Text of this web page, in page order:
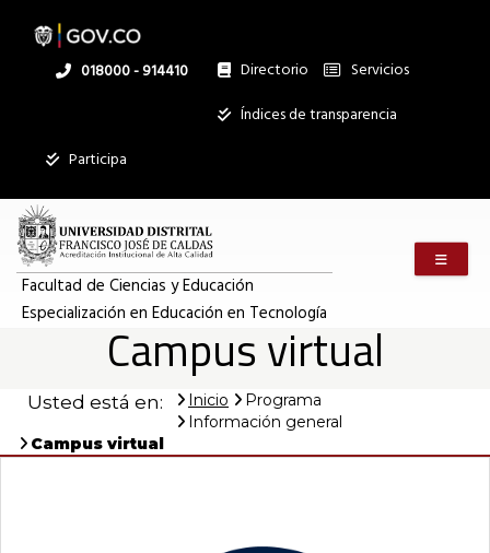
contenido
Linea
018000 - 914410 Directorio
Institucional
Servicios
Índices de transparencia
Participa
Facultad de Ciencias y Educación
Especialización en Educación en Tecnología
Campus virtual
Usted está en: Inicio
Programa
Información general
Campus virtual